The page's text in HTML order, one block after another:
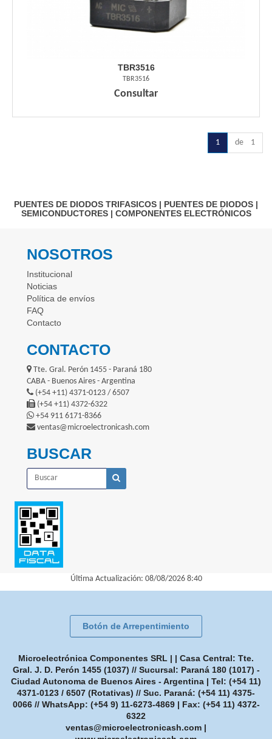
TBR3516
TBR3516
Consultar
1 de 1
PUENTES DE DIODOS TRIFASICOS | PUENTES DE DIODOS |
SEMICONDUCTORES| COMPONENTES ELECTRÓNICOS
NOSOTROS
Institucional
Noticias
Política de envíos
FAQ
Contacto
CONTACTO
Tte. Gral. Perón 1455 - Paraná 180
CABA - Buenos Aires - Argentina
(+54 +11) 4371-0123 / 6507
(+54 +11) 4372-6322
+54 911 6171-8366
ventas@microelectronicash.com
BUSCAR
Última Actualización: 08/08/2026 8:40
Botón de Arrepentimiento
Microelectrónica Componentes SRL | | Casa Central: Tte.
Gral. J. D. Perón 1455 (1037) // Sucursal: Paraná 180 (1017) -
Ciudad Autonoma de Buenos Aires - Argentina | Tel: (+54 11)
4371-0123 / 6507 (Rotativas) // Suc. Paraná: (+54 11) 4375-
0066 // WhatsApp: (+54 9) 11-6273-4869| Fax: (+54 11) 4372-
6322
ventas@microelectronicash.com |